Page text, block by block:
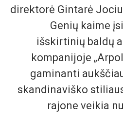
direktorė Gintarė
Genių kaime
išskirtinių baldų
kompanijoje
gaminanti
skandinaviško
rajone veikia